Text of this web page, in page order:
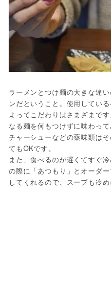
ラーメンとつけ麺の大きな違
ンだということ。使用してい
よってこだわりはさまざまで
なる麺を何もつけずに味わっ
チャーシューなどの薬味類は
てもOKです。
また、食べるのが遅くてすぐ
の際に「あつもり」とオーダ
してくれるので、スープも冷め